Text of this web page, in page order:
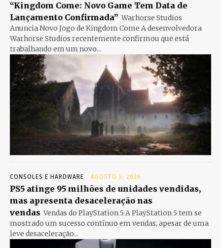
“Kingdom Come: Novo Game Tem Data de
Lançamento Confirmada” Warhorse Studios
Anuncia Novo Jogo de Kingdom Come A desenvolvedora
Warhorse Studios recentemente confirmou que está
trabalhando em um novo...
CONSOLES E HARDWARE AGOSTO 5, 2026
PS5 atinge 95 milhões de unidades vendidas,
mas apresenta desaceleração nas
vendas Vendas do PlayStation 5 A PlayStation 5 tem se
mostrado um sucesso contínuo em vendas, apesar de uma
leve desaceleração...